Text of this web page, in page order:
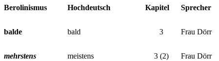
Berolinismus Hochdeutsch Kapitel Sprecher
balde bald 3 Frau Dörr
mehrstens meistens 3 (2) Frau Dörr